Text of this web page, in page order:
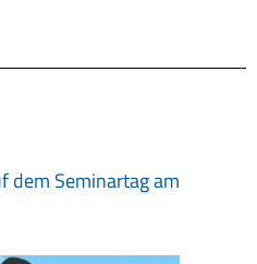
dem Seminartag am